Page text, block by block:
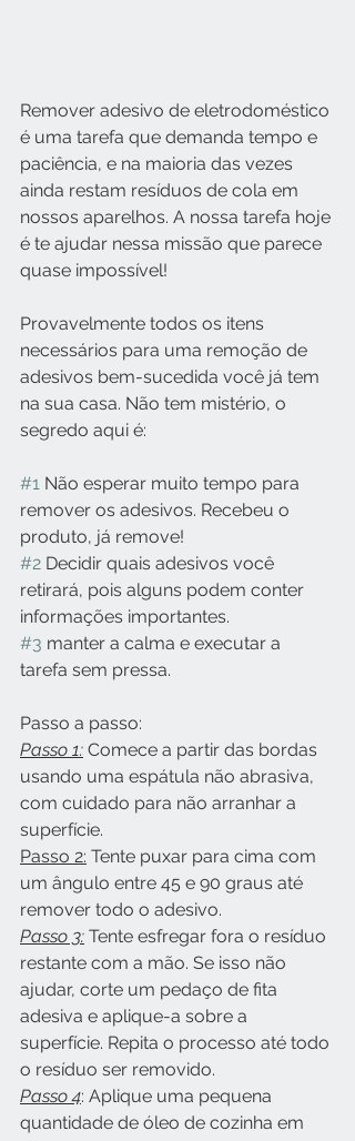
Remover adesivo de eletrodoméstico
é uma tarefa que demanda tempo e
paciência, e na maioria das vezes
ainda restam resíduos de cola em
nossos aparelhos. A nossa tarefa hoje
é te ajudar nessa missão que parece
quase impossível!
Provavelmente todos os itens
necessários para uma remoção de
adesivos bem-sucedida você já tem
na sua casa. Não tem mistério, o
segredo aqui é:
#1 Não esperar muito tempo para
remover os adesivos. Recebeu o
produto, já remove!
#2 Decidir quais adesivos você
retirará, pois alguns podem conter
informações importantes.
#3 manter a calma e executar a
tarefa sem pressa.
Passo a passo:
Passo 1: Comece a partir das bordas
usando uma espátula não abrasiva,
com cuidado para não arranhar a
superfície.
Passo 2: Tente puxar para cima com
um ângulo entre 45 e 90 graus até
remover todo o adesivo.
Passo 3: Tente esfregar fora o resíduo
restante com a mão. Se isso não
ajudar, corte um pedaço de fita
adesiva e aplique-a sobre a
superfície. Repita o processo até todo
o resíduo ser removido.
Passo 4: Aplique uma pequena
quantidade de óleo de cozinha em